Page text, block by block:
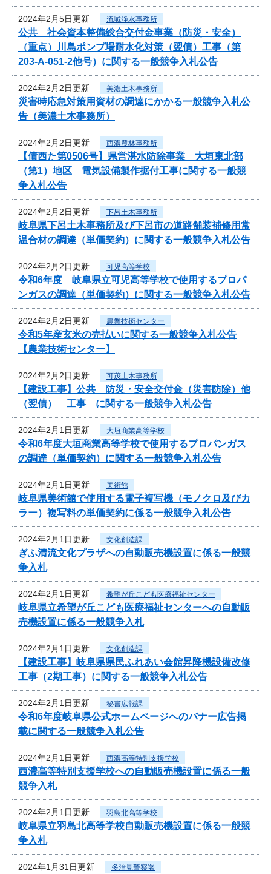
2024年2月5日更新 流域浄水事務所
公共 社会資本整備総合交付金事業（防災・安全）
（重点）川島ポンプ場耐水化対策（翌債）工事（第
203-A-051-2他号）に関する一般競争入札公告
2024年2月2日更新 美濃土木事務所
災害時応急対策用資材の調達にかかる一般競争入札公
告（美濃土木事務所）
2024年2月2日更新 西濃農林事務所
【債西た第0506号】県営湛水防除事業 大垣東北部
（第1）地区 電気設備製作据付工事に関する一般競
争入札公告
2024年2月2日更新 下呂土木事務所
岐阜県下呂土木事務所及び下呂市の道路舗装補修用常
温合材の調達（単価契約）に関する一般競争入札公告
2024年2月2日更新 可児高等学校
令和6年度 岐阜県立可児高等学校で使用するプロパ
ンガスの調達（単価契約）に関する一般競争入札公告
2024年2月2日更新 農業技術センター
令和5年産玄米の売払いに関する一般競争入札公告
【農業技術センター】
2024年2月2日更新 可茂土木事務所
【建設工事】公共 防災・安全交付金（災害防除）他
（翌債） 工事 に関する一般競争入札公告
2024年2月1日更新 大垣商業高等学校
令和6年度大垣商業高等学校で使用するプロパンガス
の調達（単価契約）に関する一般競争入札公告
2024年2月1日更新 美術館
岐阜県美術館で使用する電子複写機（モノクロ及びカ
ラー）複写料の単価契約に係る一般競争入札公告
2024年2月1日更新 文化創造課
ぎふ清流文化プラザへの自動販売機設置に係る一般競
争入札
2024年2月1日更新 希望が丘こども医療福祉センター
岐阜県立希望が丘こども医療福祉センターへの自動販
売機設置に係る一般競争入札
2024年2月1日更新 文化創造課
【建設工事】岐阜県県民ふれあい会館昇降機設備改修
工事（2期工事）に関する一般競争入札公告
2024年2月1日更新 秘書広報課
令和6年度岐阜県公式ホームページへのバナー広告掲
載に関する一般競争入札公告
2024年2月1日更新 西濃高等特別支援学校
西濃高等特別支援学校への自動販売機設置に係る一般
競争入札
2024年2月1日更新 羽島北高等学校
岐阜県立羽島北高等学校自動販売機設置に係る一般競
争入札
2024年1月31日更新 多治見警察署